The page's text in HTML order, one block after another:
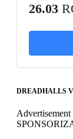
26.03
DREADHALLS
Advertisement